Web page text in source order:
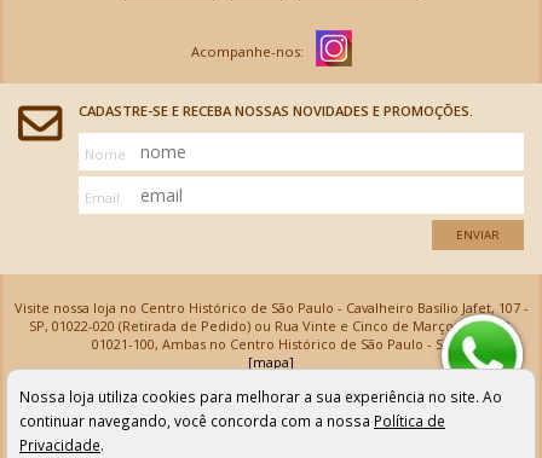
CADASTRE-SE E RECEBA NOSSAS NOVIDADES E PROMOÇÕES.
Nome
Email
ENVIAR
Visite nossa loja no Centro Histórico de São Paulo - Cavalheiro Basílio Jafet, 107 -
SP, 01022-020 (Retirada de Pedido) ou Rua Vinte e Cinco de Março, 576 - SP,
01021-100, Ambas no Centro Histórico de São Paulo - SP
[mapa]
Armarinhos Santa Cecília Ltda | CNPJ: 61.069.639/0001-18
Os preços e as condições de pagamento apresentadas na loja virtual não valem para nossa loja física e
podem sofrer alterações sem aviso prévio. Vendas com cartão de crédito sujeitas a análise e
confirmação de dados.
Nossa loja utiliza cookies para melhorar a sua experiência no site. Ao
continuar navegando, você concorda com a nossa Política de
Privacidade.